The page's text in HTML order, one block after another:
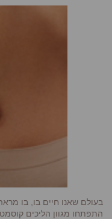
בעולם שאנו חיים בו, בו
התפתחו מגוון הליכים